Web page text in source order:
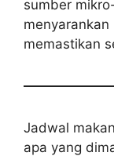
sumber
memastikan
Jadwal
apa yang